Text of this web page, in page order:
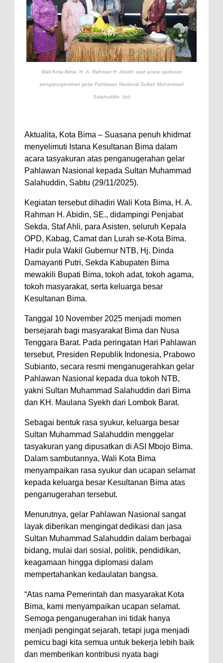
Nobar Piala Dunia Argentina vs
Inggris, Polres Bima Pererat
Silaturahmi dengan Masyarakat
Antusiasnya Warga dan Polisi
Nobar Bareng Laga Prancis vs
Spanyol di Mapolres Bima
Pastikan Pemindahan Layanan
Berjalan Bertahap
"Polisi Peduli" Satsamapta
Polres Bima Bantu Warga Padolo
Wali Kota Bima Tinjau Rumah
Warga Tidak Layak Huni di
Kelurahan Oi Mbo, Dorong
Percepatan Bantuan BSPS
Wakil Wali Kota Bima
Konsultasikan Usulan Inpres
NTB
Wali Kota Tekankan Disiplin ASN
dan Penguatan Kolaborasi
Wali Kota Bima Hadiri Rakornas
Kelautan dan Perikanan
Pemkot Jawab Pandangan
Umum Fraksi DPRD terhadap
Raperda Pertanggungjawaban
Pelaksanaan APBD Kota Bima
Pimpin Upacara HUT
Bhayangkara Ke-80, Kapolres
Bima: Jadikan Tugas Sebagai
Landasan Utama
Kado HUT Bhayangkara Ke-80,
Kapolres Bima Pimpin Kenaikan
Pangkat 42 Personel
Satsamapta Polres Bima Bantu
Warga Dena Hadapi Krisis Air
Bersih
Polsek Bolo Bongkar Peredaran
Sabu di Tambe, 2 Pria
Wali Kota Bima, H. A. Rahman H. Abidin saat acara syukuran
penganugerahan gelar Pahlawan Nasional Sultan Muhammad
Salahuddin. (ist)
Aktualita, Kota Bima – Suasana penuh khidmat
menyelimuti Istana Kesultanan Bima dalam
acara tasyakuran atas penganugerahan gelar
Pahlawan Nasional kepada Sultan Muhammad
Salahuddin, Sabtu (29/11/2025).
Kegiatan tersebut dihadiri Wali Kota Bima, H. A.
Rahman H. Abidin, SE., didampingi Penjabat
Sekda, Staf Ahli, para Asisten, seluruh Kepala
OPD, Kabag, Camat dan Lurah se-Kota Bima.
Hadir pula Wakil Gubernur NTB, Hj. Dinda
Damayanti Putri, Sekda Kabupaten Bima
mewakili Bupati Bima, tokoh adat, tokoh agama,
tokoh masyarakat, serta keluarga besar
Kesultanan Bima.
Tanggal 10 November 2025 menjadi momen
bersejarah bagi masyarakat Bima dan Nusa
Tenggara Barat. Pada peringatan Hari Pahlawan
tersebut, Presiden Republik Indonesia, Prabowo
Subianto, secara resmi menganugerahkan gelar
Pahlawan Nasional kepada dua tokoh NTB,
yakni Sultan Muhammad Salahuddin dari Bima
dan KH. Maulana Syekh dari Lombok Barat.
Sebagai bentuk rasa syukur, keluarga besar
Sultan Muhammad Salahuddin menggelar
tasyakuran yang dipusatkan di ASI Mbojo Bima.
Dalam sambutannya, Wali Kota Bima
menyampaikan rasa syukur dan ucapan selamat
kepada keluarga besar Kesultanan Bima atas
penganugerahan tersebut.
Menurutnya, gelar Pahlawan Nasional sangat
layak diberikan mengingat dedikasi dan jasa
Sultan Muhammad Salahuddin dalam berbagai
bidang, mulai dari sosial, politik, pendidikan,
keagamaan hingga diplomasi dalam
mempertahankan kedaulatan bangsa.
“Atas nama Pemerintah dan masyarakat Kota
Bima, kami menyampaikan ucapan selamat.
Semoga penganugerahan ini tidak hanya
menjadi pengingat sejarah, tetapi juga menjadi
pemicu bagi kita semua untuk bekerja lebih baik
dan memberikan kontribusi nyata bagi